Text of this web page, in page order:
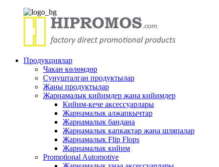
Продукциялар
Чакан көлөмдөр
Сунушталган продуктылар
Жаңы продуктылар
Жарнамалык кийимдер жана кийимдер
Кийим-кече аксессуарлары
Жарнамалык алжапкычтар
Жарнамалык бандана
Жарнамалык капкактар ​​жана шляпалар
Жарнамалык Flip Flops
Жарнамалык кийим
Promotional Automotive